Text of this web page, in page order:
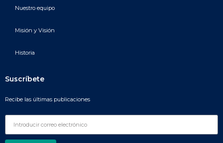
Nuestro equipo
Misión y Visión
Historia
Suscríbete
Recibe las últimas publicaciones